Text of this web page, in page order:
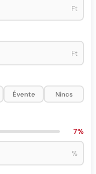
Ft
Ft
Évente Nincs
7%
%